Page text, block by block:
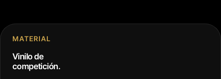
MATERIAL
Vinilo de
competición.